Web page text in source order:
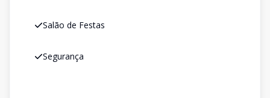
Salão de Festas
Segurança